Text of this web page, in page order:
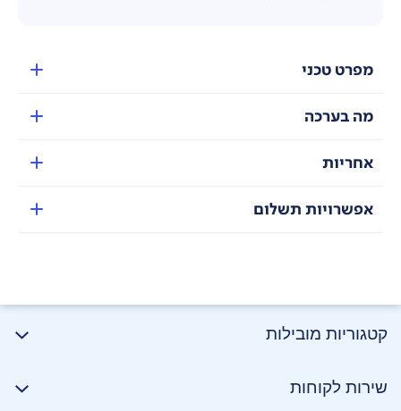
מפרט טכני
מה בערכה
אחריות
אפשרויות תשלום
קטגוריות מובילות
שירות לקוחות